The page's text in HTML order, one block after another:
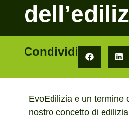
Condividi
EvoEdilizia è un termine
nostro concetto di